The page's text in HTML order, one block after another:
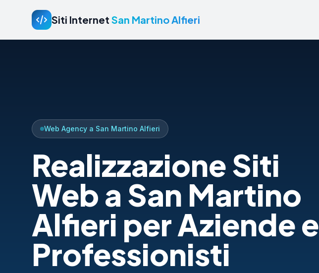
Siti Internet San Martino Alfieri
Web Agency a San Martino Alfieri
Realizzazione Siti
Web a San Martino
Alfieri per Aziende e
Professionisti